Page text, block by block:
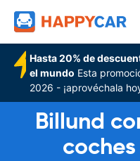
Hasta 20% de
el mundo Esta
2026 - ¡aprovéchala
Billund